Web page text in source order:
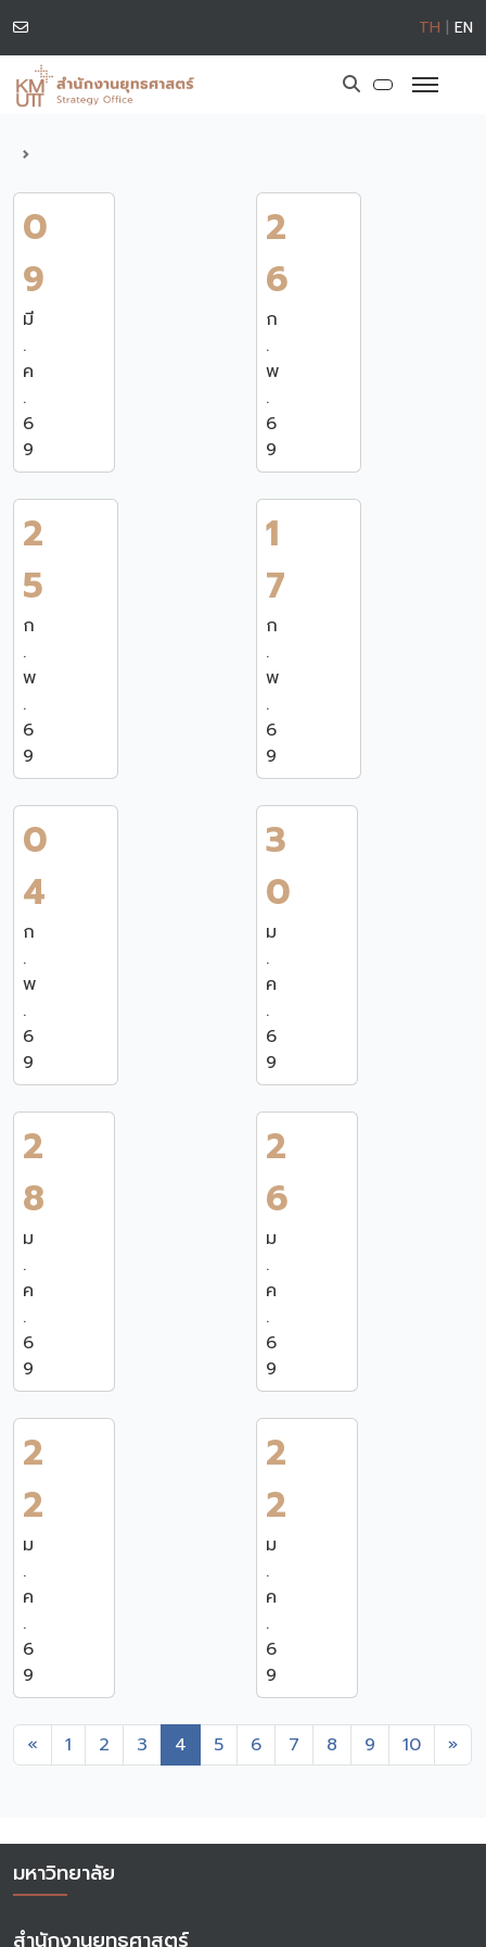
TH | EN
0
9
มี
.
ค
.
6
9
2
6
ก
.
พ
.
6
9
2
5
ก
.
พ
.
6
9
1
7
ก
.
พ
.
6
9
0
4
ก
.
พ
.
6
9
3
0
ม
.
ค
.
6
9
2
8
ม
.
ค
.
6
9
2
6
ม
.
ค
.
6
9
2
2
ม
.
ค
.
6
9
2
2
ม
.
ค
.
6
9
« Previous
1 2 3 4 5 6 7 8 9 10 »
มหาวิทยาลัย
สำนักงานยุทธศาสตร์